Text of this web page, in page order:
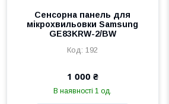
Сенсорна панель для
мікрохвильовки Samsung
GE83KRW-2/BW
192
1 000 ₴
В наявності 1 од.